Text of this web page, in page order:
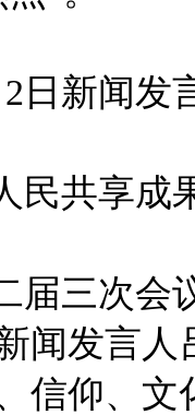
日新闻发
民共享成
届三次会
闻发言人
信仰、